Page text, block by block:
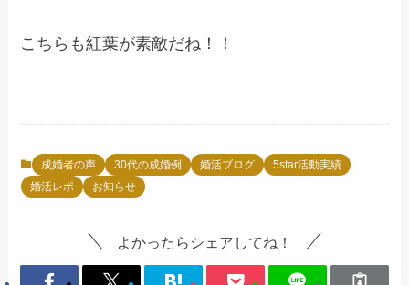
こちらも紅葉が素敵だね！！
成婚者の声 30代の成婚例 婚活ブログ
5star活動実績
婚活レポ
お知らせ
よかったらシェアしてね！